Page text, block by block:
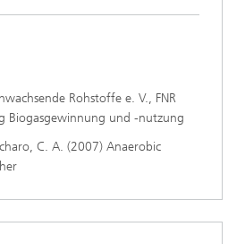
Rohstoffe e. V., FNR
Biogasgewinnung und -nutzung
C. A. (2007) Anaerobic